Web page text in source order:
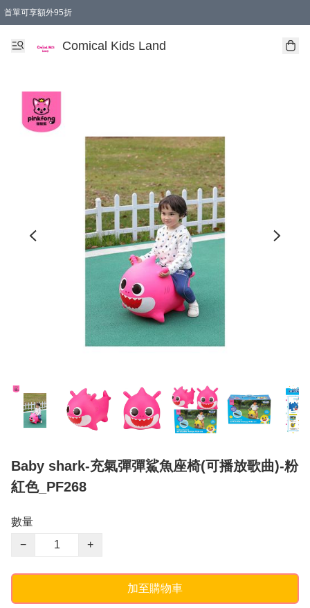
首單可享額外95折
Comical Kids Land
Baby shark-充氣彈彈鯊魚座椅(可播放歌曲)-粉
紅色_PF268
數量
−
+
加至購物車